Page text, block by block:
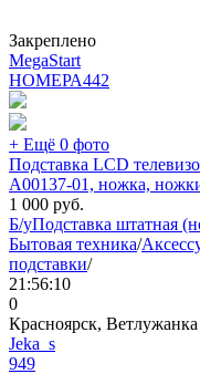
Закреплено
MegaStart
НОМЕРА442
+ Ещё 0 фото
Подставка LCD
A00137-01, ножка,
1 000 руб.
Б/уПодставка штатная
Бытовая техника/
подставки/
21:56:10
0
Красноярск, Ветлужанка
Jeka_s
949